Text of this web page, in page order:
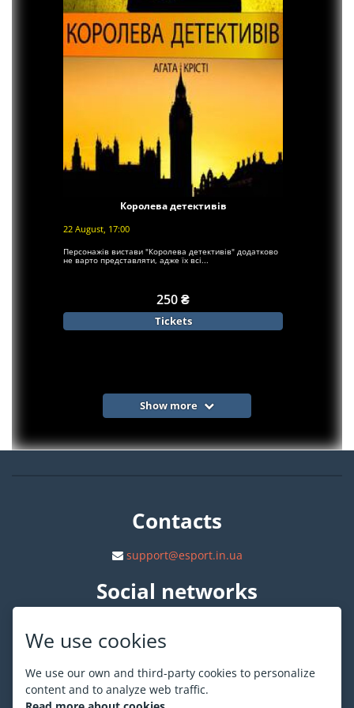
We use cookies
We use our own and third-party cookies to personalize
content and to analyze web traffic.
Королева детективів
22 August, 17:00
Персонажів вистави "Королева детективів" додатково
не варто представляти, адже їх всі...
250 ₴
Tickets
Show more
Contacts
support@esport.in.ua
Social networks
About ESPORT